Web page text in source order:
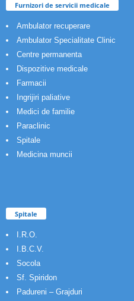
Furnizori de servicii medicale
Ambulator recuperare
Ambulator Specialitate Clinic
Centre permanenta
Dispozitive medicale
Farmacii
Ingrijiri paliative
Medici de familie
Paraclinic
Spitale
Medicina muncii
Spitale
I.R.O.
I.B.C.V.
Socola
Sf. Spiridon
Padureni – Grajduri